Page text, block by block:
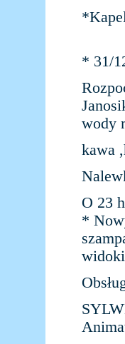
* 31/
wody
kawa
O 23
*